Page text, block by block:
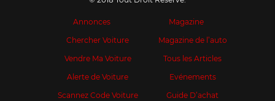
Annonces
Chercher Voiture
Vendre Ma Voiture
Alerte de Voiture
Scannez Code Voiture
Magazine
Magazine de l’auto
Tous les Articles
Evénements
Guide D’achat